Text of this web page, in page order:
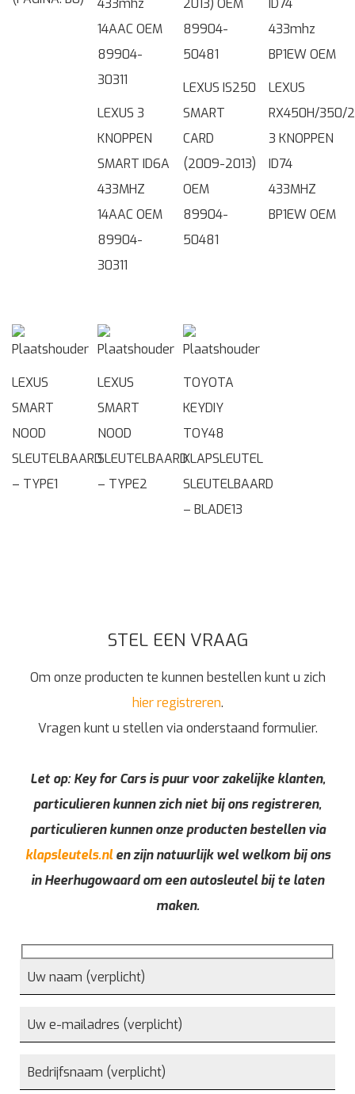
LEXUS 3
KNOPPEN
SMART ID6A
433MHZ
14AAC OEM
89904-
30311
LEXUS IS250
SMART
CARD
(2009-2013)
OEM
89904-
50481
LEXUS
RX450H/350/
3 KNOPPEN
ID74
433MHZ
BP1EW OEM
LEXUS
SMART
NOOD
SLEUTELBAARD
– TYPE1
LEXUS
SMART
NOOD
SLEUTELBAARD
– TYPE2
TOYOTA
KEYDIY
TOY48
KLAPSLEUTEL
SLEUTELBAARD
– BLADE13
STEL EEN VRAAG
Om onze producten te kunnen bestellen kunt u zich
hier registreren.
Vragen kunt u stellen via onderstaand formulier.
Let op: Key for Cars is puur voor zakelijke klanten,
particulieren kunnen zich niet bij ons registreren,
particulieren kunnen onze producten bestellen via
klapsleutels.nlen zijn natuurlijk wel welkom bij ons
in Heerhugowaard om een autosleutel bij te laten
maken.